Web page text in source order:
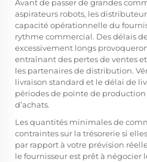
Avant de passer de grandes
aspirateurs robots, les
capacité opérationnelle du
rythme commercial. Des délais
excessivement longs
entraînant des pertes de ventes
les partenaires de distribution.
livraison standard et le délai de
périodes de pointe de
d’achats.
Les quantités minimales de
contraintes sur la trésorerie si
par rapport à votre prévision
le fournisseur est prêt à négocier